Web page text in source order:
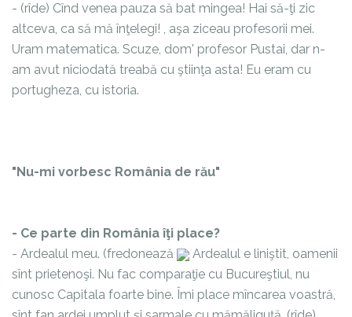
- (rîde) Cînd venea pauza să bat mingea! Hai să-ţi zic
altceva, ca să mă înţelegi! , aşa ziceau profesorii mei.
Uram matematica. Scuze, dom' profesor Pustai, dar n-
am avut niciodată treabă cu ştiinţa asta! Eu eram cu
portugheza, cu istoria.
"Nu-mi vorbesc România de rău"
- Ce parte din România îţi place?
- Ardealul meu. (fredonează
Ardealul e liniştit, oamenii
sînt prietenoşi. Nu fac comparaţie cu Bucureştiul, nu
cunosc Capitala foarte bine. Îmi place mîncarea voastră,